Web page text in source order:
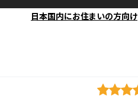
日本国内にお住まいの方向け